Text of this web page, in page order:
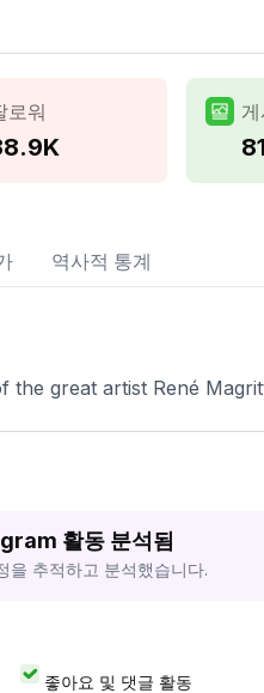
로워
역사적 통계
the great artist René
활동 분석됨
을 추적하고 분석했습니다.
좋아요 및 댓글 활동